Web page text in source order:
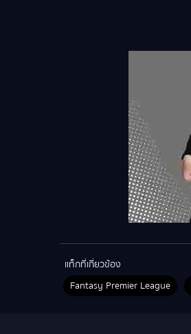
แท็กที่เกี่ยวข้อง
Fantasy Premier League